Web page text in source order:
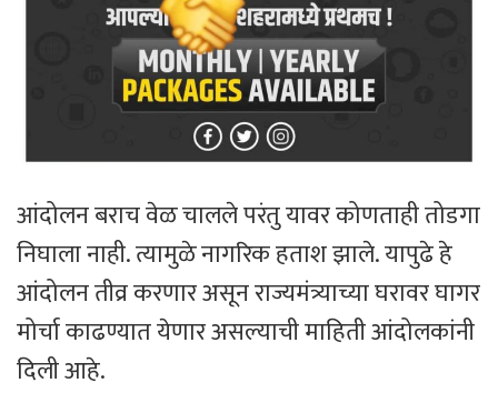
आंदोलन बराच वेळ चालले परंतु यावर कोणताही तोडगा
निघाला नाही. त्यामुळे नागरिक हताश झाले. यापुढे हे
आंदोलन तीव्र करणार असून राज्यमंत्र्याच्या घरावर घागर
मोर्चा काढण्यात येणार असल्याची माहिती आंदोलकांनी
दिली आहे.